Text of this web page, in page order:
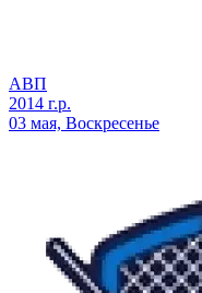
АВП
2014 г.р.
03 мая, Воскресенье